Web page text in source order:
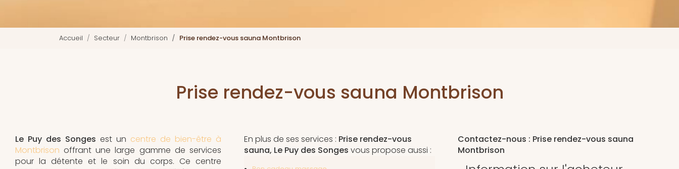
Accueil Secteur Montbrison Prise rendez-vous sauna Montbrison
Prise rendez-vous sauna Montbrison
Le Puy des Songes est un centre de bien-être à
Montbrison offrant une large gamme de services
pour la détente et le soin du corps. Ce centre
En plus de ses services : Prise rendez-vous
sauna, Le Puy des Songes vous propose aussi :
Contactez-nous : Prise rendez-vous sauna
Montbrison